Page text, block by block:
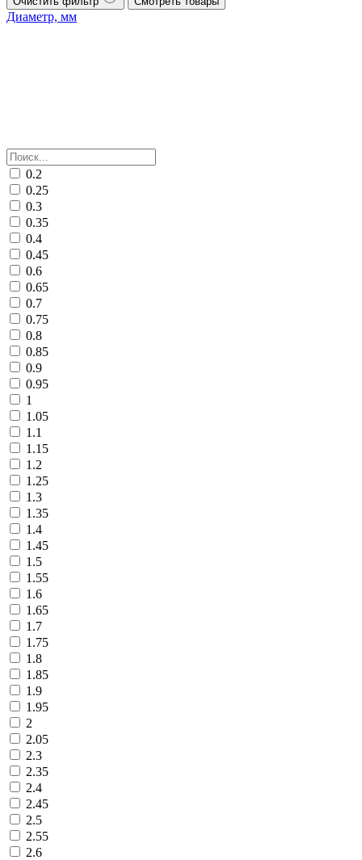
Диаметр, мм
0.2
0.25
0.3
0.35
0.4
0.45
0.6
0.65
0.7
0.75
0.8
0.85
0.9
0.95
1
1.05
1.1
1.15
1.2
1.25
1.3
1.35
1.4
1.45
1.5
1.55
1.6
1.65
1.7
1.75
1.8
1.85
1.9
1.95
2
2.05
2.3
2.35
2.4
2.45
2.5
2.55
2.6